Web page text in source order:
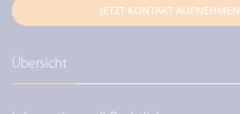
JETZT KONTAKT AUFNEHMEN
Übersicht